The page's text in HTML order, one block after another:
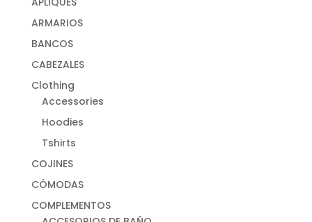
ARMARIOS
BANCOS
CABEZALES
Clothing
Accessories
Hoodies
Tshirts
COJINES
CÓMODAS
COMPLEMENTOS